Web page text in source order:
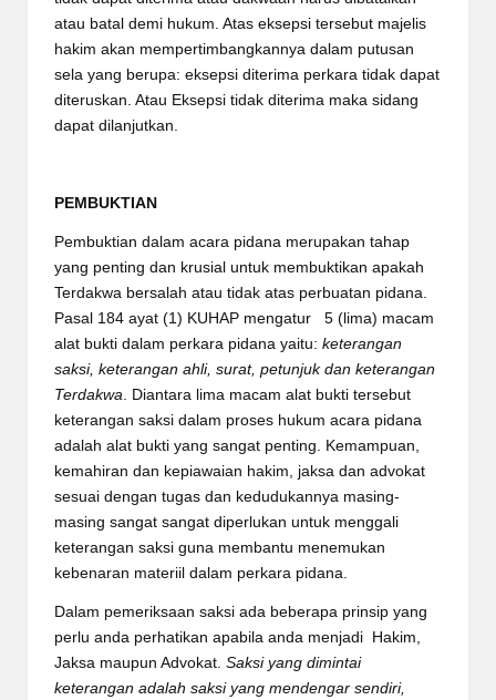
atau batal demi hukum. Atas eksepsi tersebut majelis
hakim akan mempertimbangkannya dalam putusan
sela yang berupa: eksepsi diterima perkara tidak dapat
diteruskan. Atau Eksepsi tidak diterima maka sidang
dapat dilanjutkan.
PEMBUKTIAN
Pembuktian dalam acara pidana merupakan tahap
yang penting dan krusial untuk membuktikan apakah
Terdakwa bersalah atau tidak atas perbuatan pidana.
Pasal 184 ayat (1) KUHAP mengatur 5 (lima) macam
alat bukti dalam perkara pidana yaitu: keterangan
saksi, keterangan ahli, surat, petunjuk dan keterangan
Terdakwa . Diantara lima macam alat bukti tersebut
keterangan saksi dalam proses hukum acara pidana
adalah alat bukti yang sangat penting. Kemampuan,
kemahiran dan kepiawaian hakim, jaksa dan advokat
sesuai dengan tugas dan kedudukannya masing-
masing sangat sangat diperlukan untuk menggali
keterangan saksi guna membantu menemukan
kebenaran materiil dalam perkara pidana.
Dalam pemeriksaan saksi ada beberapa prinsip yang
perlu anda perhatikan apabila anda menjadi Hakim,
Jaksa maupun Advokat. Saksi yang dimintai
keterangan adalah saksi yang mendengar sendiri,